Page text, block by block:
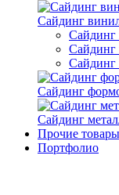
Сайдинг
Сайдинг
Сайдинг
Сайдинг
Прочие товары
Портфолио